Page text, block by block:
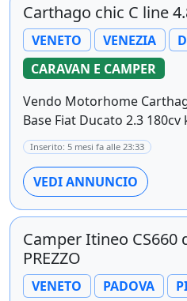
Carthago chic C line
VENETO VENEZIA
CARAVAN E CAMPER
Vendo Motorhome
Base Fiat Ducato 2.3 180cv
Inserito: 5 mesi fa alle 23:33
VEDI ANNUNCIO
Camper Itineo CS660
PREZZO
VENETO PADOVA